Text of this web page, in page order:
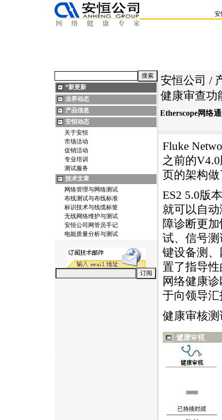
安
*新更新
业界动态
产品信息
安恒动态
关于安恒
市场活动
促销活动
专业培训
测试服务
技术文章
网络管理与网络测试
布线测试与布线标准
标识技术与线缆标签
无线网络维护与测试
安恒公司网管员手记
电能质量分析与测试
安恒公司 /
健康审查功
Etherscope网络
Fluke
之前的
页的架构
ES2 5.0版
就可以自
障诊断更
试、信号
键设备测
置了指导
网络健康
于向领导
健康审核